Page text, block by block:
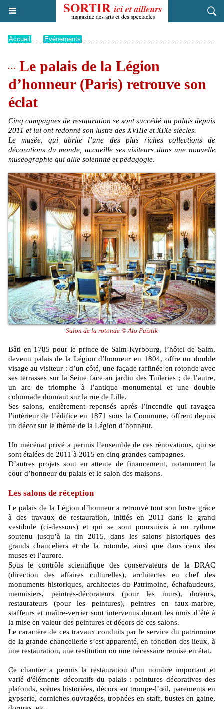
Accueil Evénements
Le palais de la Légion
d’honneur (Paris) retrouve son
éclat
Cinq campagnes de restauration se sont succédé au palais depuis
2011 et lui ont redonné son lustre des XVIIIe et XIXe siècles.
Le musée, qui abrite l’une des plus riches collections de
décorations du monde, accueille ses visiteurs dans une nouvelle
muséographie qui allie solennité et pédagogie.
Salon de la rotonde © Alo Païstik
Bâti en 1785 pour le prince de Salm-Kyrbourg, l’hôtel de Salm,
devenu palais de la Légion d’honneur en 1804, offre un double
visage au visiteur : d’un côté, une façade raffinée en rotonde avec
ses terrasses sur la Seine face au jardin des Tuileries ; de l’autre,
un arc de triomphe à l’antique monumental et une double
colonnade donnant sur la rue de Lille.
Ses salons, entièrement repensés après l’incendie qui ravagea
l’intérieur de l’édifice en 1871 sous la Commune, offrent depuis
un décor sur le thème de la Légion d’honneur.
Un mécénat privé a permis l’ensemble de ces rénovations, qui se
sont étalées de 2011 à 2015 en cinq grandes campagnes.
D’autres projets sont en attente de financement, notamment la
cour d’honneur du palais et le salon des maisons.
Les salons de réception
Le palais de la Légion d’honneur a retrouvé tout son lustre grâce
à des travaux de restauration, initiés en 2011 dans le grand
vestibule (ci-dessous) et qui se sont poursuivis à un rythme
soutenu jusqu’à la fin 2015, dans les salons historiques des
grands chanceliers et de la rotonde, ainsi que dans ceux des
muses et l’aurore.
Sous le contrôle scientifique des conservateurs de la DRAC
(direction des affaires culturelles), architectes en chef des
monuments historiques, architectes du Patrimoine, échafaudeurs,
menuisiers, peintres-décorateurs (pour les murs), doreurs,
restaurateurs (pour les peintures), peintres en faux-marbre,
staffeurs et maître-verrier sont intervenus durant les mois d’été à
la mise en valeur des peintures et décors de ces salons.
Le caractère de ces travaux conduits par le service du patrimoine
de la grande chancellerie s’est apparenté, en fonction des lieux, à
une restauration, une restitution ou une nécessaire remise en état.
Ce chantier a permis la restauration d'un nombre important et
varié d'éléments décoratifs du palais : peintures décoratives des
plafonds, scènes historiées, décors en trompe-l’œil, parements en
gypserie, corniches ouvragées, trophées en staff, bustes en gaine,